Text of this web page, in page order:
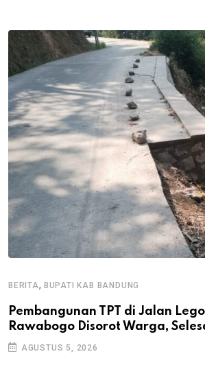
BERITA, BUPATI KAB BANDUNG
Pembangunan TPT di Jalan
Rawabogo Disorot Warga,
AGUSTUS 5, 2026